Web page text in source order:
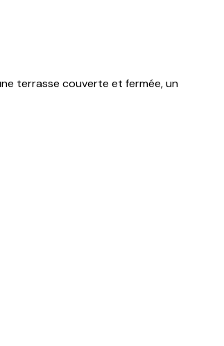
terrasse couverte et fermée, un